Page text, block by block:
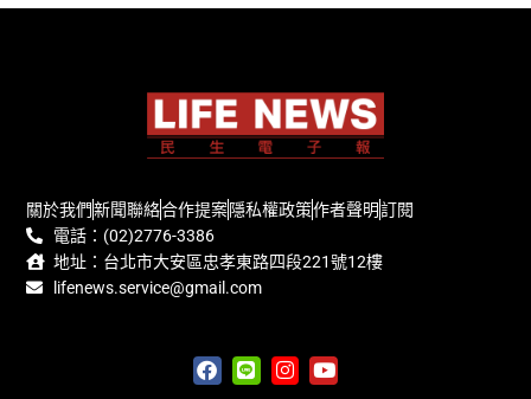
關於我們新聞聯絡合作提案隱私權政策作者聲明訂閱
電話：(02)2776-3386
地址：台北市大安區忠孝東路四段221號12樓
lifenews.service@gmail.com